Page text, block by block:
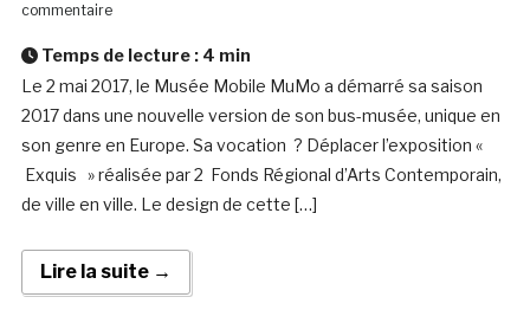
commentaire
Temps de lecture : 4 min
Le 2 mai 2017, le Musée Mobile MuMo a démarré sa saison
2017 dans une nouvelle version de son bus-musée, unique en
son genre en Europe. Sa vocation ? Déplacer l’exposition «
Exquis » réalisée par 2 Fonds Régional d’Arts Contemporain,
de ville en ville. Le design de cette […]
Lire la suite →